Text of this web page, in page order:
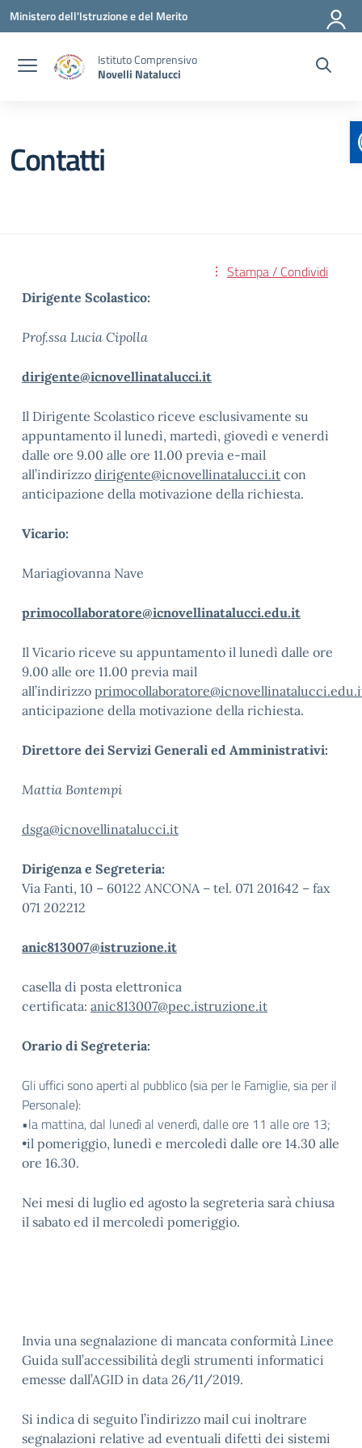
Vai ai contenuti
Vai al menu di navigazione
Vai al footer
Ministero dell'Istruzione e del Merito
Istituto Comprensivo
Novelli Natalucci
Contatti
Stampa / Condividi
Dirigente Scolastico:
Prof.ssa Lucia Cipolla
dirigente@icnovellinatalucci.it
Il Dirigente Scolastico riceve esclusivamente su
appuntamento il lunedì, martedì, giovedì e venerdì
dalle ore 9.00 alle ore 11.00 previa e-mail
all’indirizzo dirigente@icnovellinatalucci.it con
anticipazione della motivazione della richiesta.
Vicario:
Mariagiovanna Nave
primocollaboratore@icnovellinatalucci.edu.it
Il Vicario riceve su appuntamento il lunedì dalle ore
9.00 alle ore 11.00 previa mail
all’indirizzo
anticipazione della motivazione della richiesta.
Direttore dei Servizi Generali ed Amministrativi:
Mattia Bontempi
dsga@icnovellinatalucci.it
Dirigenza e Segreteria:
Via Fanti, 10 – 60122 ANCONA – tel. 071 201642 – fax
071 202212
anic813007@istruzione.it
casella di posta elettronica
certificata: anic813007@pec.istruzione.it
Orario di Segreteria:
Gli uffici sono aperti al pubblico (sia per le Famiglie, sia per il
Personale):
•la mattina, dal lunedì al venerdì, dalle ore 11 alle ore 13;
•il pomeriggio, lunedì e mercoledì dalle ore 14.30 alle
ore 16.30.
Nei mesi di luglio ed agosto la segreteria sarà chiusa
il sabato ed il mercoledì pomeriggio.
Invia una segnalazione di mancata conformità Linee
Guida sull’accessibilità degli strumenti informatici
emesse dall’AGID in data 26/11/2019.
Si indica di seguito l’indirizzo mail cui inoltrare
segnalazioni relative ad eventuali difetti dei sistemi